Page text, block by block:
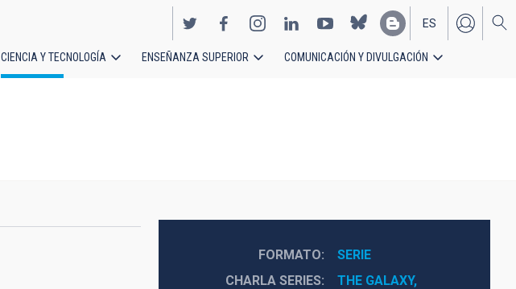
EN
ES
CIENCIA Y TECNOLOGÍA ENSEÑANZA SUPERIOR COMUNICACIÓN Y DIVULGACIÓN
FORMATO
SERIE
CHARLA SERIES
THE GALAXY,